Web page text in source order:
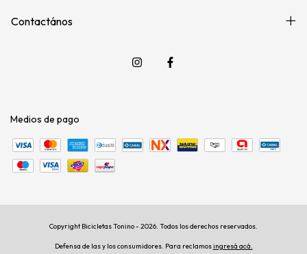
Contactános
Medios de pago
Copyright Bicicletas Tonino - 2026. Todos los derechos reservados.
Defensa de las y los consumidores. Para reclamosingresá acá.